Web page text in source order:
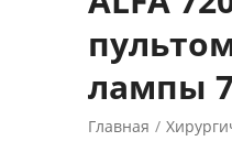
лампы
Главная /